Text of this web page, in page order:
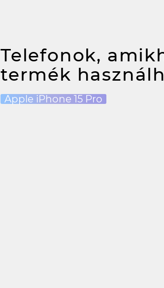
Telefonok,
termék
Apple iPhone 15 Pro